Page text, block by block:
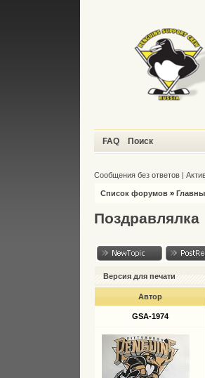
FAQ Поиск
Сообщения без ответов |
Список форумов »
Поздравлялка
Версия для печати
Автор
GSA-1974